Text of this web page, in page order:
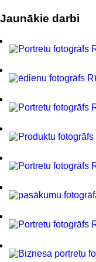
Jaunākie darbi